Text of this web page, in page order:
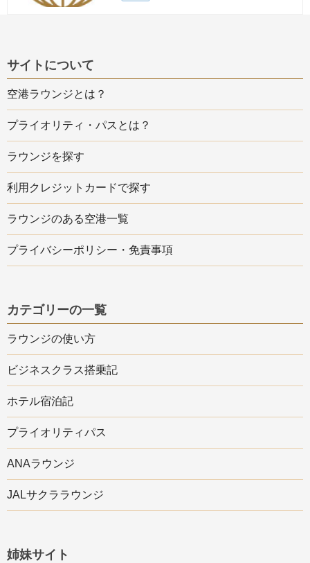
サイトについて
空港ラウンジとは？
プライオリティ・パスとは？
ラウンジを探す
利用クレジットカードで探す
ラウンジのある空港一覧
プライバシーポリシー・免責事項
カテゴリーの一覧
ラウンジの使い方
ビジネスクラス搭乗記
ホテル宿泊記
プライオリティパス
ANAラウンジ
JALサクララウンジ
姉妹サイト